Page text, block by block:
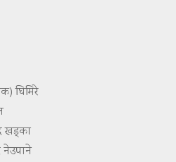
घिमिरे
खड्का
नेउपाने